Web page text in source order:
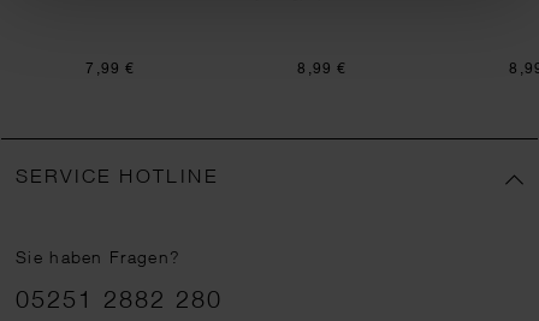
7,99 € 8,99 €
SERVICE HOTLINE
Sie haben Fragen?
Telefonnummer
05251 2882 280